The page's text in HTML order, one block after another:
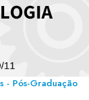
- Pós-Graduação